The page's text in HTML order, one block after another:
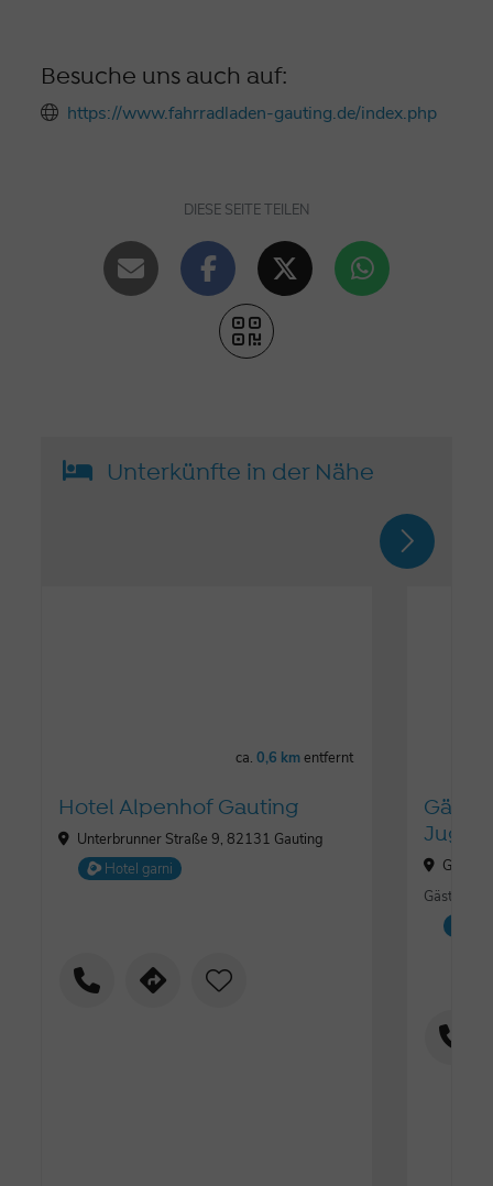
Besuche uns auch auf:
https://www.fahrradladen-gauting.de/index.php
DIESE SEITE TEILEN
Unterkünfte in der Nähe
ca.0,6 kmentfernt
Hotel Alpenhof Gauting
Unterbrunner Straße 9, 82131 Gauting
Hotel garni